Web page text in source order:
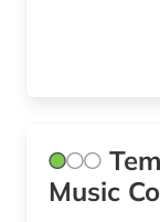
Music